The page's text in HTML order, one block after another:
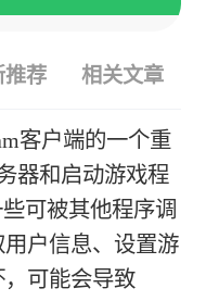
推荐 相关文章
客户端的一个重
器和启动游戏程
可被其他程序调
户信息、设置游
可能会导致